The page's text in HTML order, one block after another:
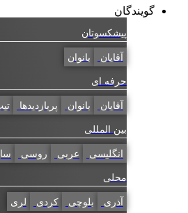
گویندگان
پیشکسوتان
بانوان
حرفه ای
بانوان پربازدیدها تیپ
بین المللی
انگلیسی عربی روسی سایر
محلی
بلوچی کردی لری